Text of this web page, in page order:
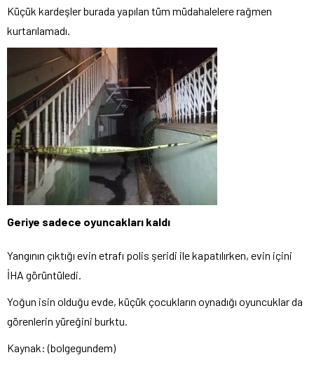
Küçük kardeşler burada yapılan tüm müdahalelere rağmen
kurtarılamadı.
Geriye sadece oyuncakları kaldı
Yangının çıktığı evin etrafı polis şeridi ile kapatılırken, evin içini
İHA görüntüledi.
Yoğun isin olduğu evde, küçük çocukların oynadığı oyuncuklar da
görenlerin yüreğini burktu.
Kaynak: (bolgegundem)